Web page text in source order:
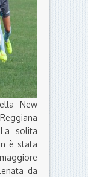
New
solita
è stata
da